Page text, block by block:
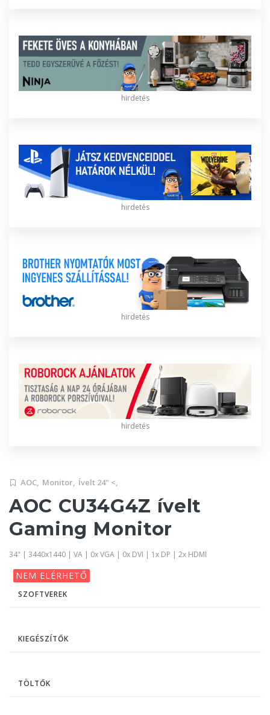
hirdetés
hirdetés
hirdetés
hirdetés
AOC, Monitor, Ívelt 24" <,
AOC CU34G4Z ívelt
Gaming Monitor
34" | 3440x1440 | VA | 0x VGA | 0x DVI | 1x DP | 2x HDMI
NEM ELÉRHETŐ
SZOFTVEREK
KIEGÉSZÍTŐK
TÖLTŐK